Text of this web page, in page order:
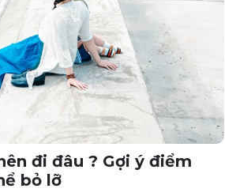
đi đâu ? Gợi ý điểm
bỏ lỡ